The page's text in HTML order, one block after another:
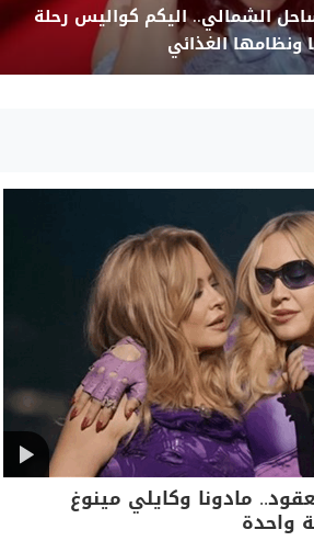
الشمالي.. اليكم كواليس رحلة
الغذائي
مادونا وكايلي مينوغ
واحدة